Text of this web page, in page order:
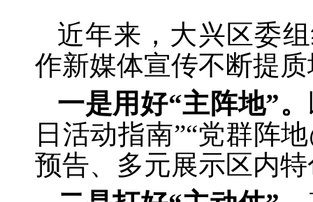
近年来，大兴区委
作新媒体宣传不断提
一是用好“主阵地”。
日活动指南”“党群阵
预告、多元展示区内